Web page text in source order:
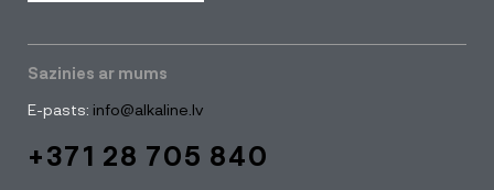
Sazinies ar mums
E-pasts: info@alkaline.lv
+371 28 705 840